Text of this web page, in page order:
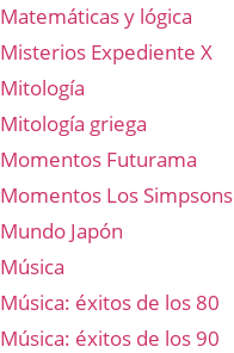
Matemáticas y lógica
Misterios Expediente X
Mitología
Mitología griega
Momentos Futurama
Momentos Los Simpsons
Mundo Japón
Música
Música: éxitos de los 80
Música: éxitos de los 90